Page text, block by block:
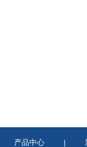
产品中心 |